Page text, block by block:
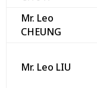
Mr. Leo
CHEUNG
Mr. Leo LIU